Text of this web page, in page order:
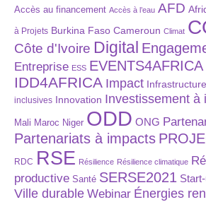
Accès au financement Accès à l’eau AFD
à Projets Burkina Faso Cameroun Climat
Côte d'Ivoire Digital
Entreprise ESS EVENTS4AFRICA
IDD4AFRICA Impact
inclusives Innovation Investissement à
Mali Maroc Niger ODD ONG
Partenariats à impacts
RDC RSE Résilience Résilience climatique
productive Santé SERSE2021
Ville durable Webinar Énergies